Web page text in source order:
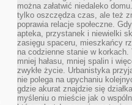
można załatwić niedaleko
tylko oszczędza czas, ale też
poprawia relacje społeczne.
apteka, przystanek i niewielki
zasięgu spaceru, mieszkańcy
na codzienne stanie w
mniej hałasu, mniej spalin i
zwykłe życie. Urbanistyka
nie polega na upychaniu
gdzie akurat znajdzie się
myśleniu o mieście jak o